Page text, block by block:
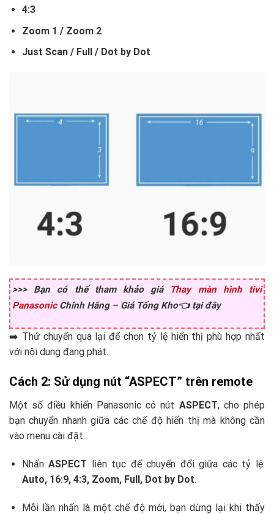
4:3
Zoom 1 / Zoom 2
Just Scan / Full / Dot by Dot
>>> Bạn có thể tham khảo giá Thay màn hình tivi
PanasonicChính Hãng – Giá Tổng Kho👈 tại đây
➡️ Thử chuyển qua lại để chọn tỷ lệ hiển thị phù hợp nhất
với nội dung đang phát.
Cách 2: Sử dụng nút “ASPECT” trên remote
Một số điều khiển Panasonic có nút ASPECT, cho phép
bạn chuyển nhanh giữa các chế độ hiển thị mà không cần
vào menu cài đặt:
NhấnASPECT liên tục để chuyển đổi giữa các tỷ lệ:
Auto, 16:9, 4:3, Zoom, Full, Dot by Dot.
Mỗi lần nhấn là một chế độ mới, bạn dừng lại khi thấy